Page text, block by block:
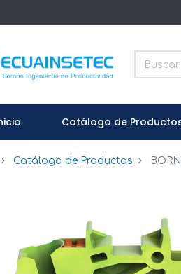
Catálogo de
Catálogo de Productos